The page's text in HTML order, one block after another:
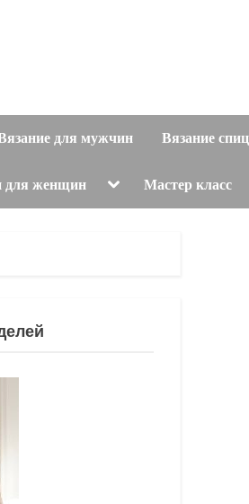
для мужчин Вязание
для женщин Toggle
menu
Мастер класс